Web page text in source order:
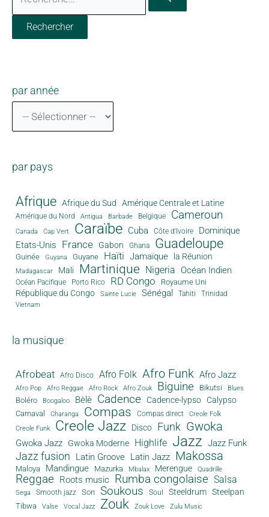
par année
par pays
Afrique Afrique du Sud Amérique Centrale et Latine
Amérique du Nord Antigua Barbade Belgique Cameroun
Canada Cap Vert Caraïbe Cuba Côte d'Ivoire
Dominique
Etats-Unis
France Gabon Ghana Guadeloupe
Guinée Guyana Guyane Haïti Jamaïque la Réunion
Madagascar Mali Martinique Nigeria Océan Indien
Océan Pacifique Porto Rico RD Congo Royaume Uni
République du Congo Sainte Lucie Sénégal Tahiti Trinidad
Vietnam
la musique
Afrobeat Afro Disco Afro Folk Afro Funk Afro Jazz
Afro Pop Afro Reggae Afro Rock Afro Zouk Biguine Bikutsi Blues
Boléro Boogaloo Bèlè Cadence Cadence-lypso Calypso
Carnaval Charanga Compas Compas direct
Creole Folk
Creole Funk
Creole Jazz Disco Funk Gwoka
Gwoka Jazz Gwoka Moderne Highlife Jazz Jazz Funk
Jazz fusion Latin Groove Latin Jazz Makossa
Maloya Mandingue Mazurka Mbalax Merengue Quadrille
Reggae Roots music Rumba congolaise Salsa
Sega Smooth jazz Son Soukous Soul Steeldrum Steelpan
Tibwa Valse Vocal Jazz Zouk Zouk Love Zulu Music